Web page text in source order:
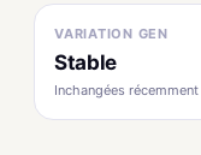
VARIATION GEN
Stable
Inchangées récemment